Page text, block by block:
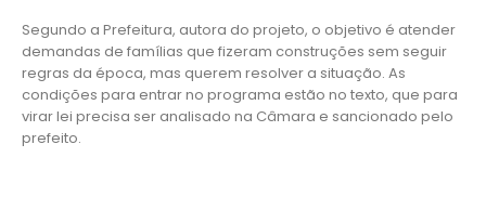
Segundo a Prefeitura, autora do projeto, o objetivo é atender
demandas de famílias que fizeram construções sem seguir
regras da época, mas querem resolver a situação. As
condições para entrar no programa estão no texto, que para
virar lei precisa ser analisado na Câmara e sancionado pelo
prefeito.